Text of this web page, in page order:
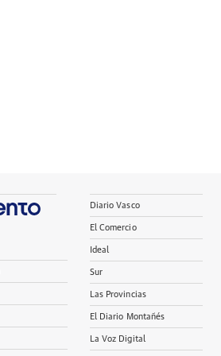
Diario Vasco
El Comercio
Ideal
Sur
Las Provincias
El Diario Montañés
La Voz Digital